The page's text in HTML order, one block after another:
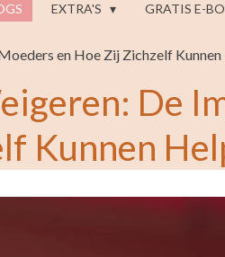
EXTRA'S GRATIS E-
en Hoe Zij Zichzelf
De
Kunnen